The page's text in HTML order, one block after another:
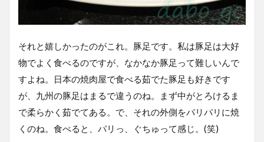
それと嬉しかったのがこれ。豚足です。私は豚足は大好
物でよく食べるのですが、なかなか豚足って難しいんで
すよね。日本の焼肉屋で食べる茹でた豚足も好きです
が、九州の豚足はまるで違うのね。まず中がとろけるま
で柔らかく茹でてある。で、それの外側をパリパリに焼
くのね。食べると、パリっ、ぐちゅって感じ。(笑)